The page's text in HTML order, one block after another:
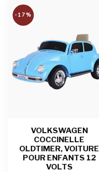
-17%
VOLKSWAGEN
COCCINELLE
OLDTIMER, VOITURE
POUR ENFANTS 12
VOLTS